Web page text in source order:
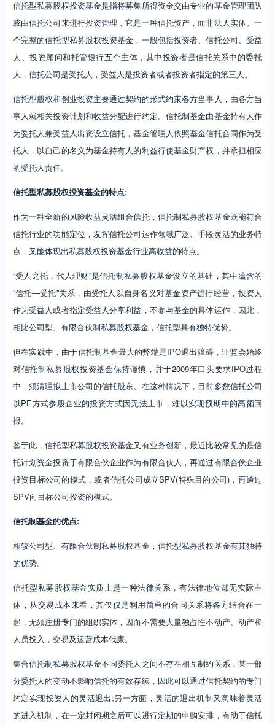
信托型私募股权投资基金是指将募集所得资金交由专业的基金管理团队
或由信托公司来进行投资管理，它是一种信托资产，而非法人实体。一
个完整的信托型私募股权投资基金，一般包括投资者、信托公司、受益
人、投资顾问和托管银行五个主体，其中投资者是信托关系中的委托
人，信托公司是受托人，受益人是投资者或者投资者指定的第三人。
信托型股权和创业投资主要通过契约的形式约束各方当事人，由各方当
事人就相关投资计划和收益分配进行约定。信托制基金由基金持有人作
为委托人兼受益人出资设立信托，基金管理人依照基金信托合同作为受
托人，以自己的名义为基金持有人的利益行使基金财产权，并承担相应
的受托人责任。
信托型私募股权投资基金的特点:
作为一种全新的风险收益灵活组合信托，信托制私募股权基金既能符合
信托行业的功能定位，发挥信托公司运作领域广泛、手段灵活的业务特
点，又能体现出私募股权投资基金行业高收益的特点。
“受人之托，代人理财”是信托制私募股权基金设立的基础，其中蕴含的
“信托—受托”关系，由受托人以自身名义对基金资产进行经营，投资人
作为受益人或者指定受益人分享利益，不参与基金的具体运作，因此，
相比公司型、有限合伙制私募股权基金，信托型具有独特优势。
但在实践中，由于信托制基金最大的弊端是IPO退出障碍，证监会始终
对信托制私募股权投资基金保持谨慎，并于2009年口头要求IPO过程
中，须清理拟上市公司的信托股东。在这种情况下，目前多数信托公司
以PE方式参股企业的投资方式因无法上市，难以实现预期中的高额回
报。
鉴于此，信托型私募股权投资基金又有业务创新，最近比较常见的是信
托计划资金投资于有限合伙企业作为有限合伙人，再通过有限合伙企业
投资目标公司的模式，或者信托公司成立SPV(特殊目的公司)，再通过
SPV向目标公司投资的模式。
信托制基金的优点:
相较公司型、有限合伙制私募股权基金，信托型私募股权基金有其独特
的优势。
信托型私募股权基金实质上是一种法律关系，有法律地位却无实际主
体，从交易成本来看，其仅仅是利用简单的合同关系将各方结合在一
起，无须注册专门的组织实体，因而不需要大量独占性不动产、动产和
人员投入，交易及运营成本低廉。
集合信托制私募股权基金不同委托人之间不存在相互制约关系，某一部
分委托人的变动不影响信托的有效存续，因此可以通过信托契约的专门
约定实现投资人的灵活退出;另一方面，灵活的退出机制又意味着灵活
的进入机制，在一定封闭期之后可以进行定期的申购安排，有助于信托